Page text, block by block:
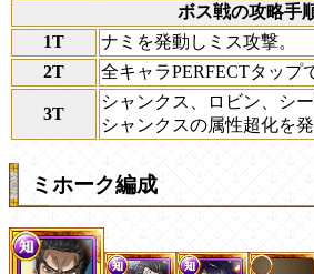
ボス戦の攻略手
1T
ナミを発動しミス攻撃。
2T
全キャラPERFECTタップ
3T
シャンクス、ロビン、シー
シャンクスの属性超化を
ミホーク編成